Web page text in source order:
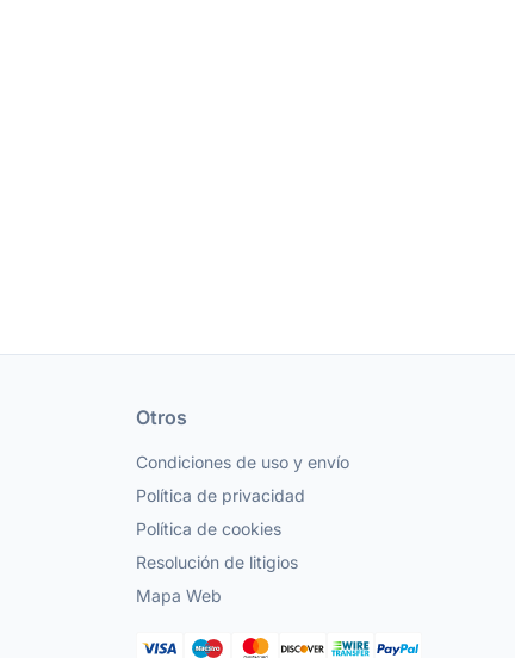
Otros
Condiciones de uso y envío
Política de privacidad
Política de cookies
Resolución de litigios
Mapa Web